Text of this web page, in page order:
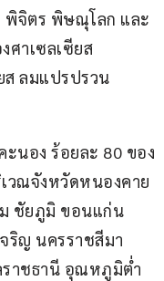
พิจิตร พิษณุโลก และ
าเซลเซียส
ส ลมแปรปรวน
นอง ร้อยละ 80 ของ
วณจังหวัดหนองคาย
ชัยภูมิ ขอนแก่น
ริญ นครราชสีมา
ราชธานี อุณหภูมิต่ำ